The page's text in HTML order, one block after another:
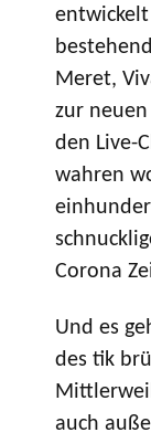
Meret,
zur
den Live-
wahren
Corona
Und es
des tik
auch